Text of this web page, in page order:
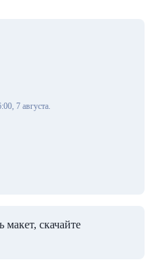
7 августа.
макет, скачайте